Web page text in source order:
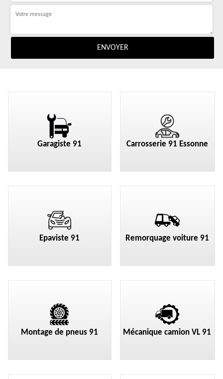
Garagiste 91 Carrosserie 91 Essonne
Epaviste 91 Remorquage voiture 91
Montage de pneus 91 Mécanique camion VL 91